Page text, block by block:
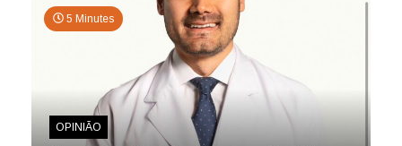
5 Minutes
OPINIÃO